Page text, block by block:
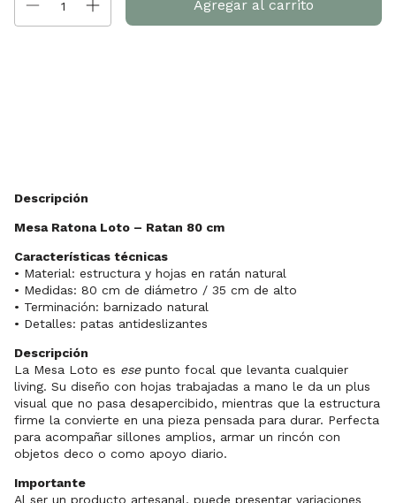
Descripción
Mesa Ratona Loto – Ratan 80 cm
Características técnicas
• Material: estructura y hojas en ratán natural
• Medidas: 80 cm de diámetro / 35 cm de alto
• Terminación: barnizado natural
• Detalles: patas antideslizantes
Descripción
La Mesa Loto es esepunto focal que levanta cualquier
living. Su diseño con hojas trabajadas a mano le da un plus
visual que no pasa desapercibido, mientras que la estructura
firme la convierte en una pieza pensada para durar. Perfecta
para acompañar sillones amplios, armar un rincón con
objetos deco o como apoyo diario.
Importante
Al ser un producto artesanal, puede presentar variaciones